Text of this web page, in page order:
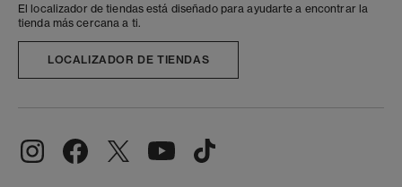
El localizador de tiendas está diseñado para ayudarte a encontrar la
tienda más cercana a ti.
LOCALIZADOR DE TIENDAS